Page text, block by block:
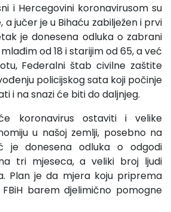
i Hercegovini koronavirusom su
a jučer je u Bihaću zabilježen i prvi
je donesena odluka o zabrani
od 18 i starijim od 65, a već
Federalni štab civilne zaštite
policijskog sata koji počinje
i na snazi će biti do daljnjeg.
koronavirus ostaviti i velike
u našoj zemlji, posebno na
je donesena odluka o odgodi
tri mjeseca, a veliki broj ljudi
Plan je da mjera koju priprema
barem djelimično pomogne